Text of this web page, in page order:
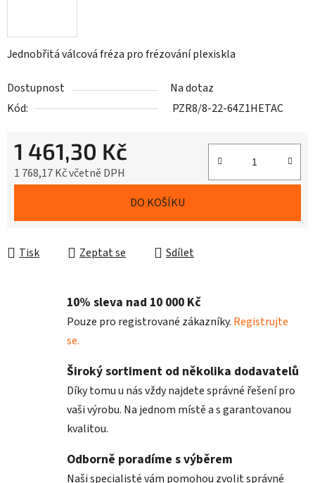
Jednobřitá válcová fréza pro frézování plexiskla
Dostupnost
Na dotaz
Kód:
PZR8/8-22-64Z1HETAC
1 461,30 Kč
1 768,17 Kč včetně DPH
DO KOŠÍKU
Tisk Zeptat se Sdílet
10% sleva nad 10 000 Kč
Pouze pro registrované zákazníky. Registrujte
se.
Široký sortiment od několika dodavatelů
Díky tomu u nás vždy najdete správné řešení pro
vaši výrobu. Na jednom místě a s garantovanou
kvalitou.
Odborně poradíme s výběrem
Naši specialisté vám pomohou zvolit správné